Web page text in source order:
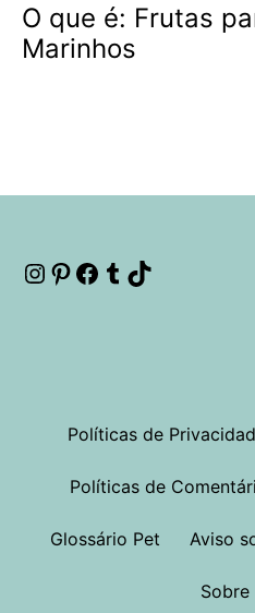
O que é: Frutas
Marinhos
Instagram
Pinterest
Facebook
Tumblr
Políticas de
Políticas de
Glossário Pet Aviso
Sobre